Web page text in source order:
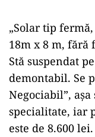
„Solar tip
18m x 8 m, fără
Stă suspendat
demontabil. Se
Negociabil”,
specialitate, iar
este de 8.600 lei.